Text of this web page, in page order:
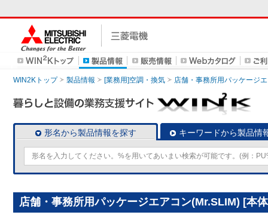
WIN2Kトップ 製品情報 [業務用]空調・換気 店舗・事務所用パッケージ
形名から製品情報を探す キーワードから製品情
店舗・事務所用パッケージエアコン(Mr.SLIM) [本